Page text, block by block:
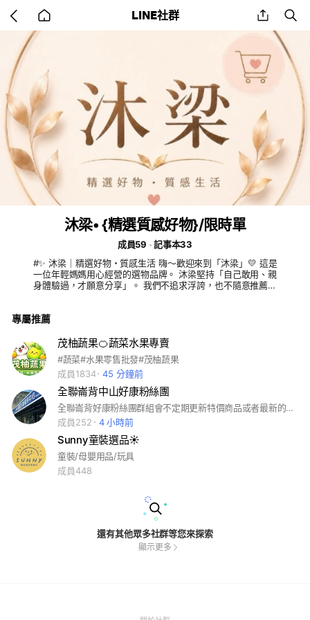
back
to
LINE社群 share
沐梁• {精選質感好物}/限時單
成員59
記事本33
#✨ 沐梁｜精選好物・質感生活 嗨～歡迎來到「沐梁」💛 這是
一位年輕媽媽用心經營的選物品牌。 沐梁堅持「自己敢用、親
身體驗過，才願意分享」。 我們不追求浮誇，也不隨意推薦，
挑選 🌿 安心分享 希望透過沐梁，陪伴大家一起把生活過得更精
專屬推薦
茂柚蔬果🍊蔬菜水果專賣
#蔬菜#水果零售批發#茂柚蔬果
成員1834
45 分鐘前
全聯崙背中山好康粉絲團
全聯崙背好康粉絲團群組會不定期更新特價商品或者最新的快閃活動資訊喲🎡
成員252
4 小時前
Sunny童裝選品☀️
童裝/母嬰用品/玩具
成員448
還有其他眾多社群等您來探索
顯示更多